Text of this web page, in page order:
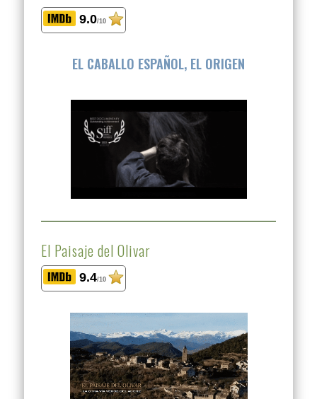
9.0/10
EL CABALLO ESPAÑOL, EL ORIGEN
El Paisaje del Olivar
9.4/10